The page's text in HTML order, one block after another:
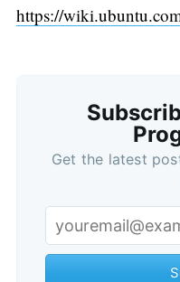
https://
Get the latest